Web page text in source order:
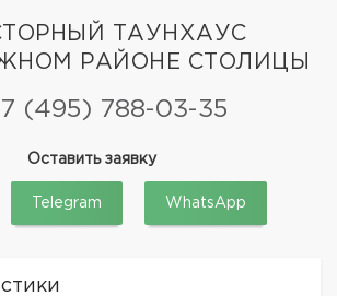
ТАУНХАУС
РАЙОНЕ СТОЛИЦЫ
(495) 788-03-35
Оставить заявку
Telegram WhatsApp